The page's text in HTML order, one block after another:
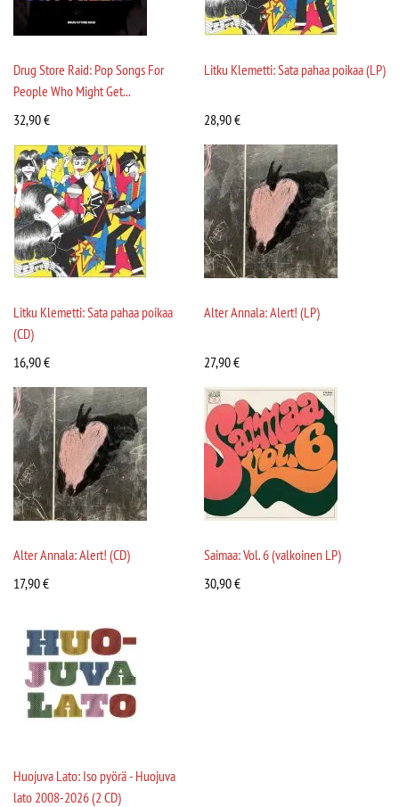
Drug Store Raid: Pop Songs For
People Who Might Get...
32,90€
Litku Klemetti: Sata pahaa poikaa (LP)
28,90€
Litku Klemetti: Sata pahaa poikaa
(CD)
16,90€
Alter Annala: Alert! (LP)
27,90€
Alter Annala: Alert! (CD)
17,90€
Saimaa: Vol. 6 (valkoinen LP)
30,90€
Huojuva Lato: Iso pyörä - Huojuva
lato 2008-2026 (2 CD)